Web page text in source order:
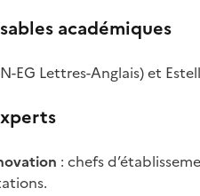
académiques
EG Lettres-Anglais) et
: chefs